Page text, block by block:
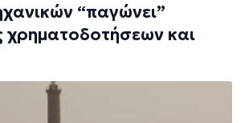
“παγώνει”
χρηματοδοτήσεων και